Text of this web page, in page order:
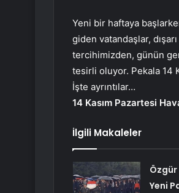
Yeni bir haftaya
giden vatandaşlar,
tercihimizden, günün
tesirli oluyor. Pekala 14
İşte ayrıntılar…
14 Kasım Pazartesi
İlgili Makaleler
Özgür
Yeni